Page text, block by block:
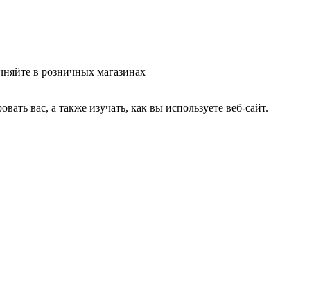
в розничных магазинах
вас, а также изучать, как вы используете веб-сайт.